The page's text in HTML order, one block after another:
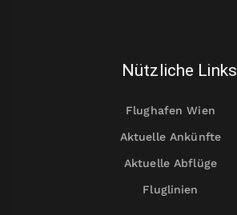
Nützliche Links
Flughafen Wien
Aktuelle Ankünfte
Aktuelle Abflüge
Fluglinien